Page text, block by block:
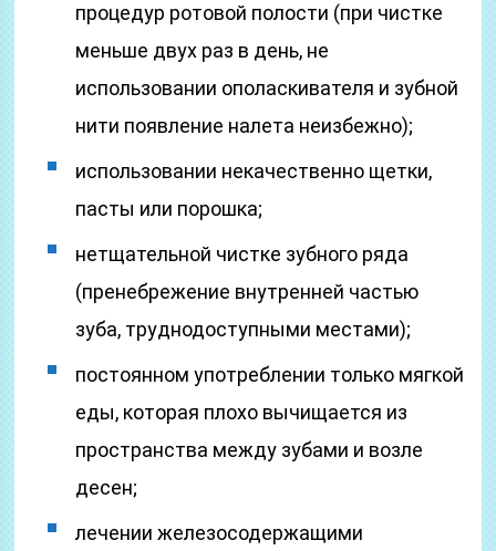
процедур ротовой полости (при чистке
меньше двух раз в день, не
использовании ополаскивателя и зубной
нити появление налета неизбежно);
использовании некачественно щетки,
пасты или порошка;
нетщательной чистке зубного ряда
(пренебрежение внутренней частью
зуба, труднодоступными местами);
постоянном употреблении только мягкой
еды, которая плохо вычищается из
пространства между зубами и возле
десен;
лечении железосодержащими